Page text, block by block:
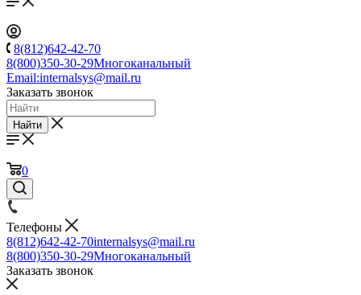
8(812)642-42-70
8(800)350-30-29Многоканальный
Email:internalsys@mail.ru
Заказать звонок
Найти
0
Телефоны
8(812)642-42-70internalsys@mail.ru
8(800)350-30-29Многоканальный
Заказать звонок